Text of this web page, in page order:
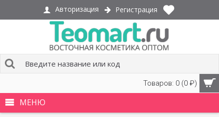
Авторизация Регистрация
Товаров: 0 (0 ₽)
МЕНЮ